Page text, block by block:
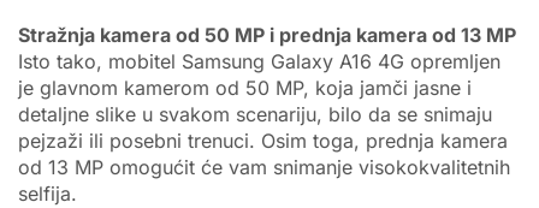
Stražnja kamera od 50 MP i prednja kamera od 13 MP
Isto tako, mobitel Samsung Galaxy A16 4G opremljen
je glavnom kamerom od 50 MP, koja jamči jasne i
detaljne slike u svakom scenariju, bilo da se snimaju
pejzaži ili posebni trenuci. Osim toga, prednja kamera
od 13 MP omogućit će vam snimanje visokokvalitetnih
selfija.